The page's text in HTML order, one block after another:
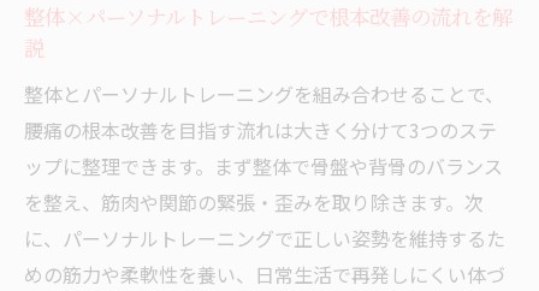
整体×パーソナルトレーニングで根本改善の流れを解
説
整体とパーソナルトレーニングを組み合わせることで、
腰痛の根本改善を目指す流れは大きく分けて3つのステ
ップに整理できます。まず整体で骨盤や背骨のバランス
を整え、筋肉や関節の緊張・歪みを取り除きます。次
に、パーソナルトレーニングで正しい姿勢を維持するた
めの筋力や柔軟性を養い、日常生活で再発しにくい体づ